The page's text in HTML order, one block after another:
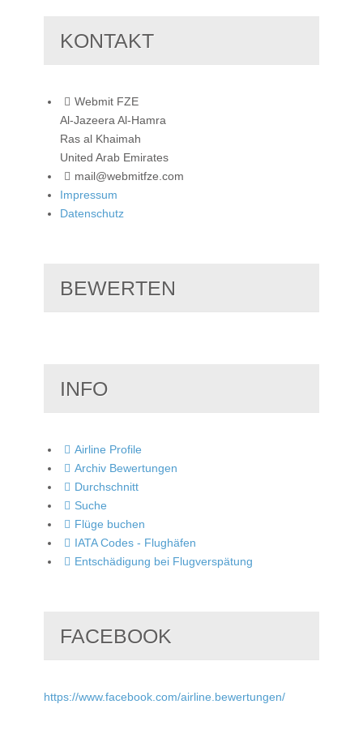
KONTAKT
Webmit FZE
Al-Jazeera Al-Hamra
Ras al Khaimah
United Arab Emirates
mail@webmitfze.com
Impressum
Datenschutz
BEWERTEN
INFO
Airline Profile
Archiv Bewertungen
Durchschnitt
Suche
Flüge buchen
IATA Codes - Flughäfen
Entschädigung bei Flugverspätung
FACEBOOK
https://www.facebook.com/airline.bewertungen/